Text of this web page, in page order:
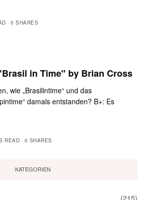
0 SHARES
in Time" by Brian Cross
wie „Brasilintime“ und das
damals entstanden? B+: Es
READ 0 SHARES
KATEGORIEN
(215)